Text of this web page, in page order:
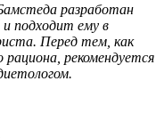
разработан
и подходит ему в
Перед тем, как
рациона, рекомендуется